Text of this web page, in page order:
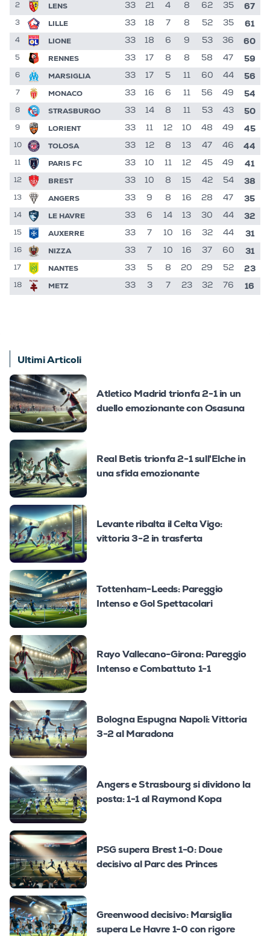
2 LENS 33 21 4 8 62 35 67
3 LILLE 33 18 7 8 52 35 61
4 LIONE 33 18 6 9 53 36 60
5 RENNES 33 17 8 8 58 47 59
6 MARSIGLIA 33 17 5 11 60 44 56
7 MONACO 33 16 6 11 56 49 54
8 STRASBURGO 33 14 8 11 53 43 50
9 LORIENT 33 11 12 10 48 49 45
10 TOLOSA 33 12 8 13 47 46 44
11 PARIS FC 33 10 11 12 45 49 41
12 BREST 33 10 8 15 42 54 38
13 ANGERS 33 9 8 16 28 47 35
14 LE HAVRE 33 6 14 13 30 44 32
15 AUXERRE 33 7 10 16 32 44 31
16 NIZZA 33 7 10 16 37 60 31
17 NANTES 33 5 8 20 29 52 23
18 METZ 33 3 7 23 32 76 16
Ultimi Articoli
Atletico Madrid trionfa 2-1 in un
duello emozionante con Osasuna
Real Betis trionfa 2-1 sull'Elche in
una sfida emozionante
Levante ribalta il Celta Vigo:
vittoria 3-2 in trasferta
Tottenham-Leeds: Pareggio
Intenso e Gol Spettacolari
Rayo Vallecano-Girona: Pareggio
Intenso e Combattuto 1-1
Bologna Espugna Napoli: Vittoria
3-2 al Maradona
Angers e Strasbourg si dividono la
posta: 1-1 al Raymond Kopa
PSG supera Brest 1-0: Doue
decisivo al Parc des Princes
Greenwood decisivo: Marsiglia
supera Le Havre 1-0 con rigore